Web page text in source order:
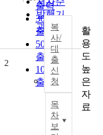
발행기
관순
출력
30개씩
출력
50개씩
출력
100개씩
출력
복
사/
대
출
신
청
목
차
보
2
활
용
도
높
은
자
료